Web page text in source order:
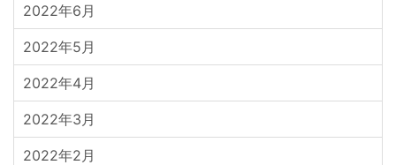
2022年6月
2022年5月
2022年4月
2022年3月
2022年2月